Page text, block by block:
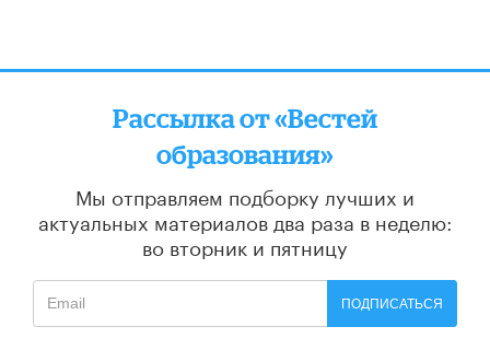
Рассылка от «Вестей
образования»
Мы отправляем подборку лучших и
актуальных материалов два раза в неделю:
во вторник и пятницу
ПОДПИСАТЬСЯ